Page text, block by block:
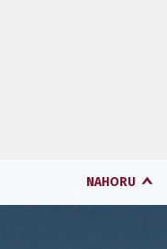
NAHORU